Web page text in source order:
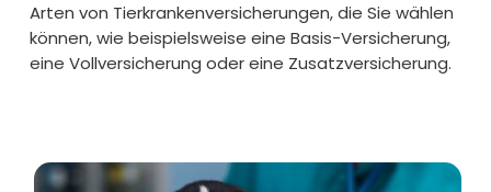
Arten von Tierkrankenversicherungen, die Sie wählen
können, wie beispielsweise eine Basis-Versicherung,
eine Vollversicherung oder eine Zusatzversicherung.